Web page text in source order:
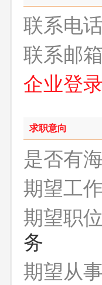
联系电话
联系邮箱
企业登
求职意向
是否有
期望工
期望职
务
期望从